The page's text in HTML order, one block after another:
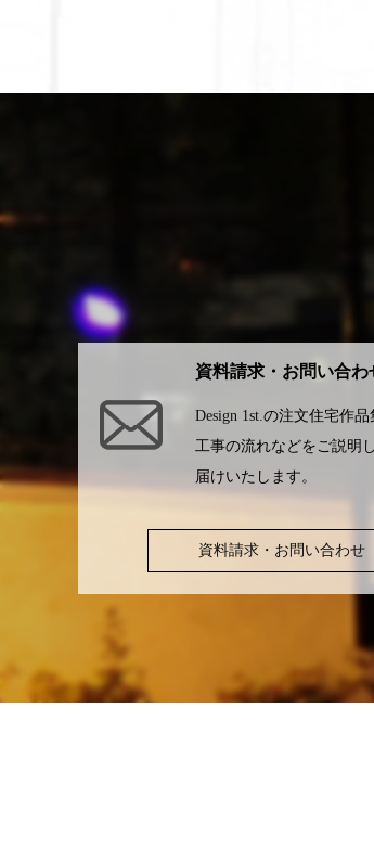
資料請求・お問い合わ
Design 1st.の注文住宅作品
工事の流れなどをご説明
届けいたします。
資料請求・お問い合わせ